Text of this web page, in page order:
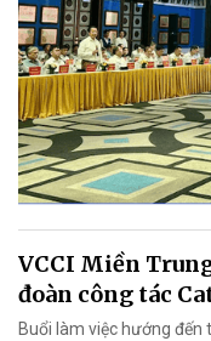
VCCI Miền
đoàn công tác
Buổi làm việc hướng